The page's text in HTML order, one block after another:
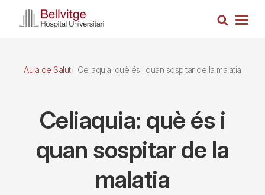
Cerca
Aula de Salut Celiaquia: què és i quan sospitar de la malatia
Celiaquia: què és i
quan sospitar de la
malatia